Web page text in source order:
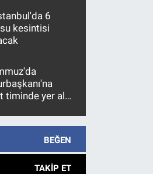
6
kesintisi
timinde yer alan
yakalandı
BEĞEN
TAKIP ET